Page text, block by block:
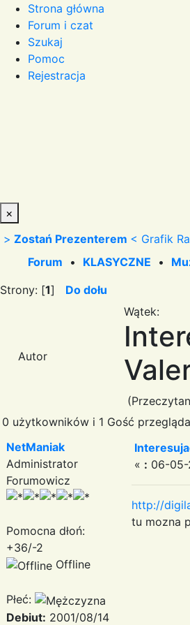
Strona główna
Forum i czat
Szukaj
Pomoc
Rejestracja
×
> Zostań Prezenterem < Grafik
Forum • KLASYCZNE •
Strony: [1] Do dołu
Autor
Wątek:
0 użytkowników i 1 Gość
NetManiak
Administrator
Forumowicz
Pomocna dłoń:
+36/-2
Offline
Płeć:
Debiut: 2001/08/14
« : 06-
http://
tu mozna